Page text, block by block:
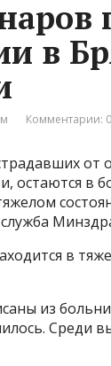
в
Комментарии: 0
от
остаются в
в
из
Среди